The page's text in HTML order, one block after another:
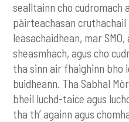
sealltainn cho cudromach
pàirteachasan cruthachail
leasachaidhean, mar
sheasmhach, agus cho
tha sinn air fhaighinn bho
buidheann. Tha Sabhal
bheil luchd-taice agus
tha th’ againn agus